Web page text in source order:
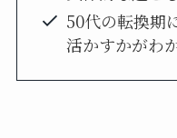
50代の転換期
活かすかがわ